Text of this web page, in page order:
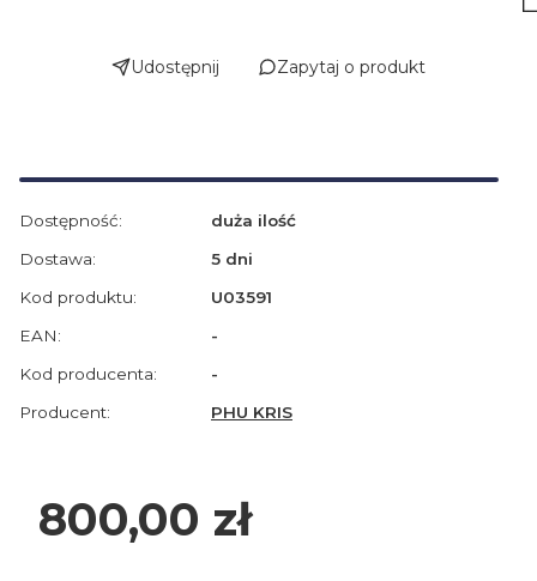
Udostępnij Zapytaj o produkt
Dostępność:
duża ilość
Dostawa:
5 dni
Kod produktu:
U03591
EAN:
-
Kod producenta:
-
Producent:
PHU KRIS
Cena
800,00 zł